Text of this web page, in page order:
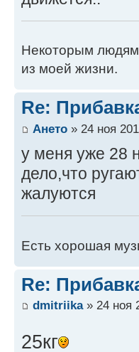
Некоторым людям
из моей жизни.
Re:
Ането » 24 ноя
у меня уже 28
дело,что
жалуются
Есть хорошая
Re:
dmitriika» 24 ноя
25кг